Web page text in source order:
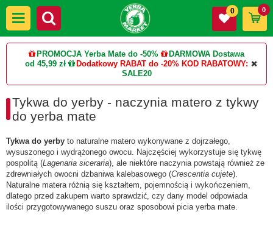
PROMOCJA Yerba Mate do -50%
DARMOWA Dostawa
od 45,99 zł
Dodatkowy RABAT do -20% KOD RABATOWY:
SALE20
0 0
Tykwa do yerby - naczynia matero z tykwy
do yerba mate
Tykwa do yerby to naturalne matero wykonywane z dojrzałego,
wysuszonego i wydrążonego owocu. Najczęściej wykorzystuje się tykwę
pospolitą (Lagenaria siceraria), ale niektóre naczynia powstają również ze
zdrewniałych owocni dzbaniwa kalebasowego (Crescentia cujete).
Naturalne matera różnią się kształtem, pojemnością i wykończeniem,
dlatego przed zakupem warto sprawdzić, czy dany model odpowiada
ilości przygotowywanego suszu oraz sposobowi picia yerba mate.